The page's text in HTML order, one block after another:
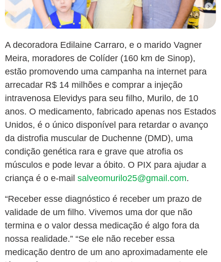
A decoradora Edilaine Carraro, e o marido Vagner
Meira, moradores de Colíder (160 km de Sinop),
estão promovendo uma campanha na internet para
arrecadar R$ 14 milhões e comprar a injeção
intravenosa Elevidys para seu filho, Murilo, de 10
anos. O medicamento, fabricado apenas nos Estados
Unidos, é o único disponível para retardar o avanço
da distrofia muscular de Duchenne (DMD), uma
condição genética rara e grave que atrofia os
músculos e pode levar a óbito. O PIX para ajudar a
criança é o e-mail salveomurilo25@gmail.com.
“Receber esse diagnóstico é receber um prazo de
validade de um filho. Vivemos uma dor que não
termina e o valor dessa medicação é algo fora da
nossa realidade.” “Se ele não receber essa
medicação dentro de um ano aproximadamente ele